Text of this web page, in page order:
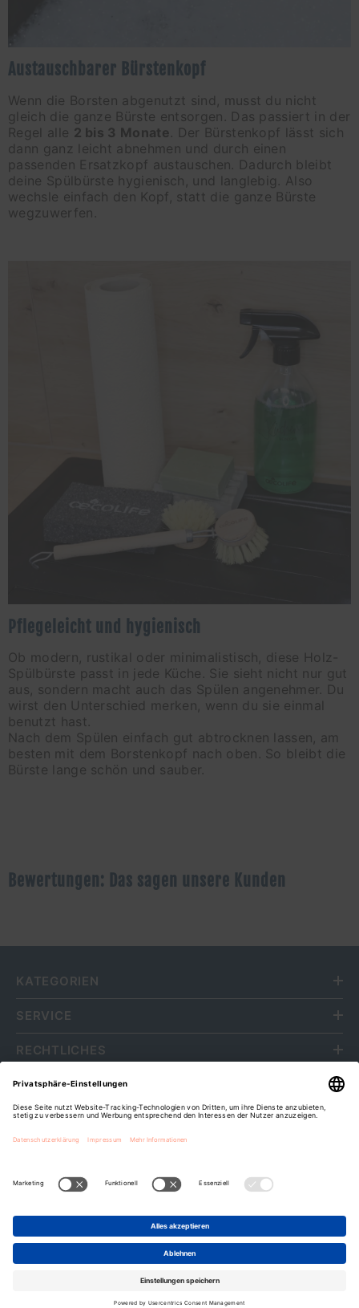
Austauschbarer Bürstenkopf
Wenn die Borsten abgenutzt sind, musst du nicht
gleich die ganze Bürste entsorgen. Das passiert in der
Regel alle 2 bis 3 Monate. Der Bürstenkopf lässt sich
dann ganz leicht abnehmen und durch einen
passenden Ersatzkopf austauschen. Dadurch bleibt
deine Spülbürste hygienisch, und langlebig. Also
wechsle einfach den Kopf, statt die ganze Bürste
wegzuwerfen.
Pflegeleicht und hygienisch
Ob modern, rustikal oder minimalistisch, diese Holz-
Spülbürste passt in jede Küche. Sie sieht nicht nur gut
aus, sondern macht auch das Spülen angenehmer. Du
wirst den Unterschied merken, wenn du sie einmal
benutzt hast.
Nach dem Spülen einfach gut abtrocknen lassen, am
besten mit dem Borstenkopf nach oben. So bleibt die
Bürste lange schön und sauber.
Bewertungen: Das sagen unsere Kunden
KATEGORIEN
SERVICE
RECHTLICHES
ÜBER UNS
Cookie-Einstellungen
Zahlungsarten